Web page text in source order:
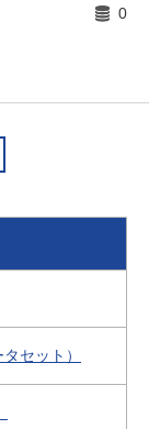
0
セット）